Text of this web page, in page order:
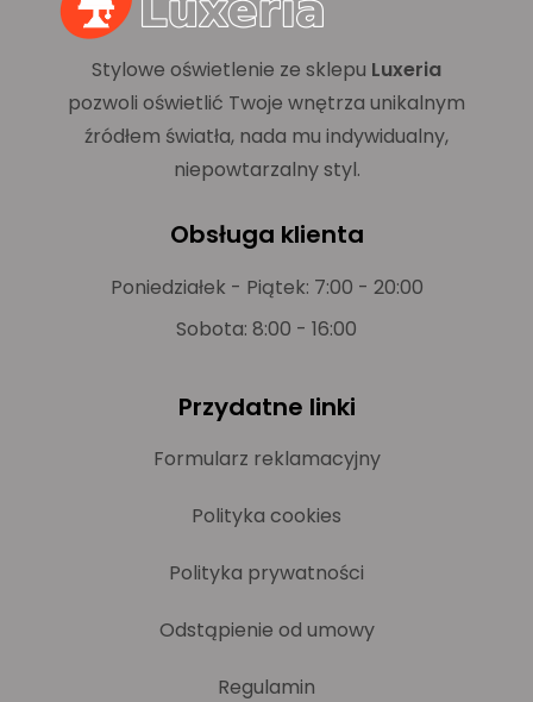
Stylowe oświetlenie ze sklepu Luxeria
pozwoli oświetlić Twoje wnętrza unikalnym
źródłem światła, nada mu indywidualny,
niepowtarzalny styl.
Obsługa klienta
Poniedziałek - Piątek: 7:00 - 20:00
Sobota: 8:00 - 16:00
Przydatne linki
Formularz reklamacyjny
Polityka cookies
Polityka prywatności
Odstąpienie od umowy
Regulamin